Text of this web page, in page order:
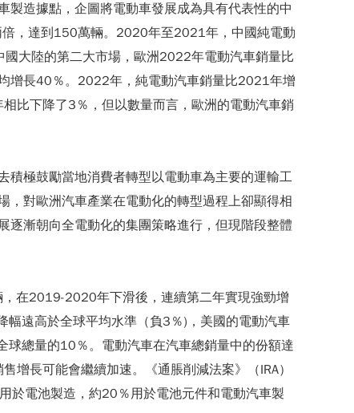
造據點，企圖將電動車發展成為具有代表性的中
，達到150萬輛。2020年至2021年，中國純電動
大陸的第二大市場，歐洲2022年電動汽車銷量比
增長40％。2022年，純電動汽車銷量比2021年增
比下降了3％，但以數量而言，歐洲的電動汽車銷
積極鼓勵當地消費者轉型以電動車為主要的運輸工
，對歐洲汽車產業在電動化的轉型過程上卻顯得相
逐漸朝向全電動化的集團策略進行，但現階段整體
在2019-2020年下滑後，連續第二年實現強勁增
遠高於全球平均水準（負3％)，美國的電動汽車
總量的10％。電動汽車在汽車總銷量中的份額達
長可能會繼續加速。《通脹削減法案》（IRA）
於電池製造，約20％用於電池元件和電動汽車製